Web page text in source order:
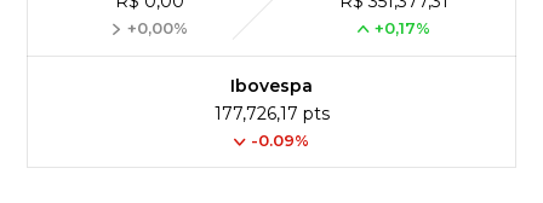
+0,00% +0,17%
Ibovespa
177,726,17 pts
-0.09%